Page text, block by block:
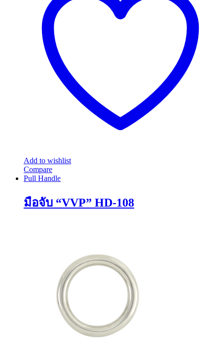
options
chosen
Add to wishlist
Compare
Pull Handle
มือจับ “VVP” HD-108